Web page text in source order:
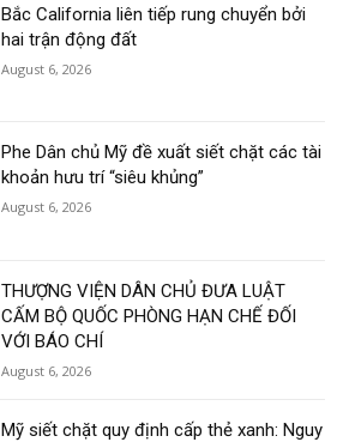
Bắc California liên tiếp rung chuyển bởi
hai trận động đất
August 6, 2026
Phe Dân chủ Mỹ đề xuất siết chặt các tài
khoản hưu trí “siêu khủng”
August 6, 2026
THƯỢNG VIỆN DÂN CHỦ ĐƯA LUẬT
CẤM BỘ QUỐC PHÒNG HẠN CHẾ ĐỐI
VỚI BÁO CHÍ
August 6, 2026
Mỹ siết chặt quy định cấp thẻ xanh: Nguy